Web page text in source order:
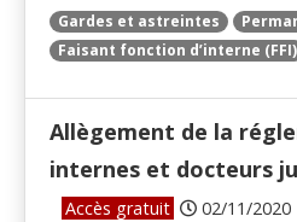
Gardes et astreintes
Faisant fonction d’interne (FFI)
Allègement de la
internes et docteurs
Accès gratuit 02/11/2020